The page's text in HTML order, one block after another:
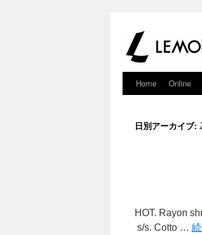
Home Online
日別アーカイブ:
HOT. Rayon
s/s. Cotto …